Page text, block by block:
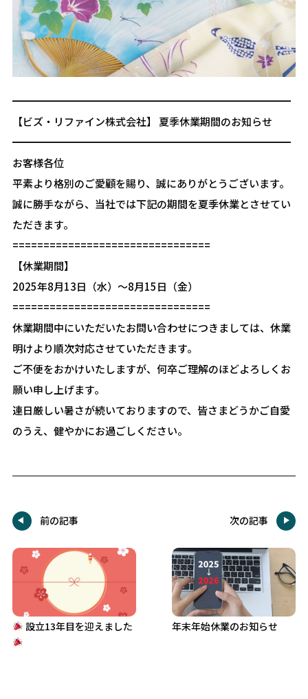
━━━━━━━━━━━━━━━━━━━━━━━━━━━
【ビズ・リファイン株式会社】 夏季休業期間のお知らせ
━━━━━━━━━━━━━━━━━━━━━━━━━━━
お客様各位
平素より格別のご愛顧を賜り、誠にありがとうございます。
誠に勝手ながら、当社では下記の期間を夏季休業とさせてい
ただきます。
================================
【休業期間】
2025年8月13日（水）〜8月15日（金）
================================
休業期間中にいただいたお問い合わせにつきましては、休業
明けより順次対応させていただきます。
ご不便をおかけいたしますが、何卒ご理解のほどよろしくお
願い申し上げます。
連日厳しい暑さが続いておりますので、皆さまどうかご自愛
のうえ、健やかにお過ごしください。
前の記事
設立13年目を迎えました
次の記事
年末年始休業のお知らせ